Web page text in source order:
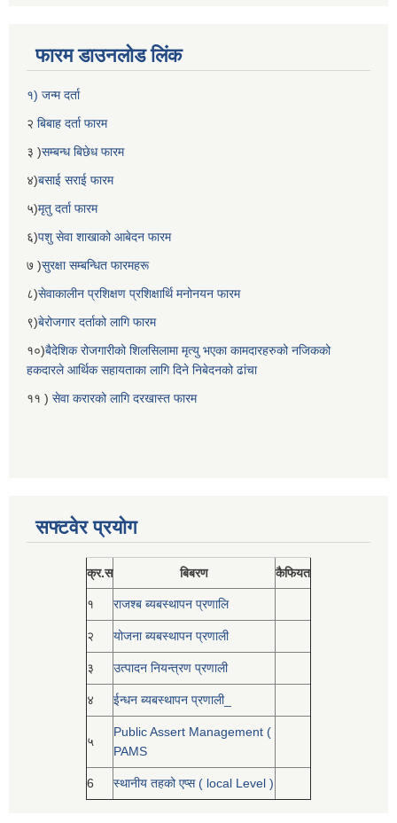
फारम डाउनलोड लिंक
१) जन्म दर्ता
२ बिबाह दर्ता फारम
३ )सम्बन्ध बिछेध फारम
४)बसाई सराई फारम
५)मृतु दर्ता फारम
६)पशु सेवा शाखाको आबेदन फारम
७ )सुरक्षा सम्बन्धित फारमहरू
८)सेवाकालीन प्रशिक्षण प्रशिक्षार्थि मनोनयन फारम
९)बेरोजगार दर्ताको लागि फारम
१०)बैदेशिक रोजगारीको शिलसिलामा मृत्यु भएका कामदारहरुको नजिकको
हकदारले आर्थिक सहायताका लागि दिने निबेदनको ढांचा
११ ) सेवा करारको लागि दरखास्त फारम
सफ्टवेर प्रयोग
क्र.स बिबरण कैफियत
१ राजश्ब ब्यबस्थापन प्रणालि
२ योजना ब्यबस्थापन प्रणाली
३ उत्पादन नियन्त्रण प्रणाली
४ ईन्धन ब्यबस्थापन प्रणाली_
५
Public Assert Management (
PAMS
6 स्थानीय तहको एप्स ( local Level )